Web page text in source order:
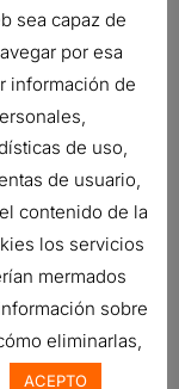
sea capaz de
por esa
información de
de uso,
de usuario,
contenido de la
los servicios
mermados
sobre
eliminarlas,
ACEPTO